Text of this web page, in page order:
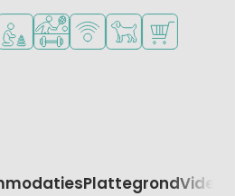
voor jonge kinderen
Veel mogelijkheden om te
WiFi beschikbaar
Huisdieren
PlattegrondVideo